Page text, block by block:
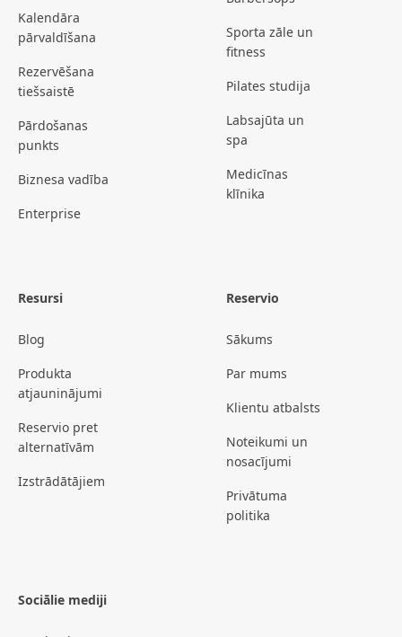
Kalendāra
pārvaldīšana
Rezervēšana
tiešsaistē
Pārdošanas
punkts
Biznesa vadība
Enterprise
Sporta zāle un
fitness
Pilates studija
Labsajūta un
spa
Medicīnas
klīnika
Resursi
Blog
Produkta
atjauninājumi
Reservio pret
alternatīvām
Izstrādātājiem
Reservio
Sākums
Par mums
Klientu atbalsts
Noteikumi un
nosacījumi
Privātuma
politika
Sociālie mediji